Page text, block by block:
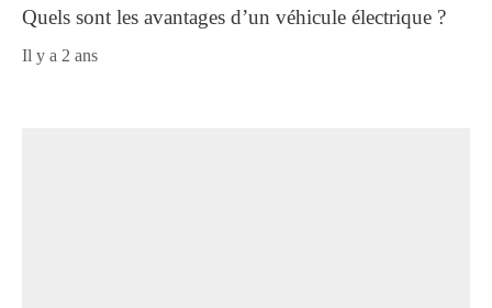
Quels sont les avantages d’un véhicule électrique ?
il y a 2 ans